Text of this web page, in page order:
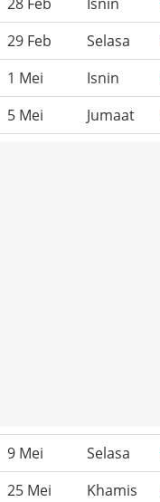
29 Feb
Selasa
1 Mei
Isnin
5 Mei
Jumaat
9 Mei Selasa
25 Mei
Khamis